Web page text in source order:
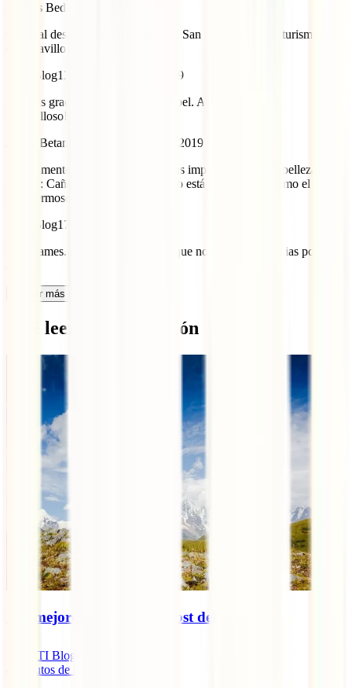
Andrés Bedoya
Cerca al desierto de la Tatacoa está San Agustín. Hacer turismo aquí
es maravilloso.
IATI Blog13 de noviembre de 2019
Muchas gracias por tu aporte, Anabel. Así es ¡es un país
maravilloso!
James Betancourt
11 de octubre de 2019
Seguramente le faltó uno de los más importantes por su belleza
natural: Caño Cristales. No en vano está considerado como el río
más hermoso del mundo.
IATI Blog17 de octubre de 2019
Hola James. Es un lugar precioso que nos encanta ¡Gracias por tu
Cargar más comentarios
Qué leer a continuación
Los mejores destinos low cost del mundo
IATI Blog
minutos de lectura